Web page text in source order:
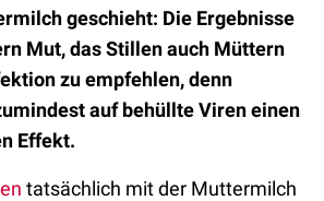
geschieht: Die Ergebnisse
Mut, das Stillen auch Müttern
zu empfehlen, denn
auf behüllte Viren einen
Effekt.
tatsächlich mit der Muttermilch